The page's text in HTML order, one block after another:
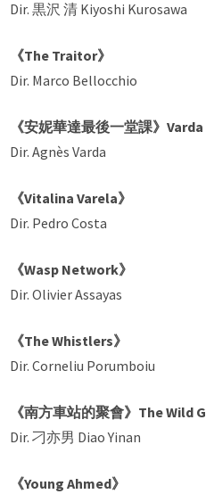
Dir. 黒沢 清 Kiyoshi Kurosawa
《The Traitor》
Dir. Marco Bellocchio
《安妮華達最後一堂課》
Dir. Agnès Varda
《Vitalina Varela》
Dir. Pedro Costa
《Wasp Network》
Dir. Olivier Assayas
《The Whistlers》
Dir. Corneliu Porumboiu
《南方車站的聚會》The Wild
Dir. 刁亦男 Diao Yinan
《Young Ahmed》